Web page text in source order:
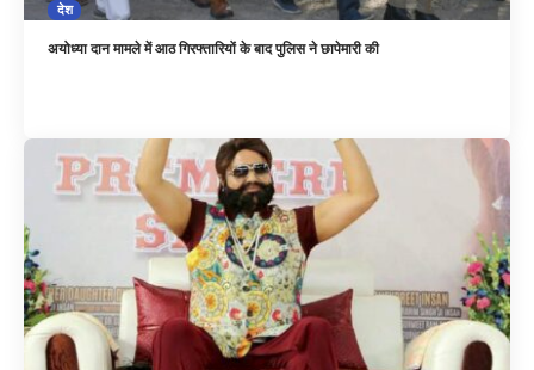
देश
अयोध्या दान मामले में आठ गिरफ्तारियों के बाद पुलिस ने छापेमारी की